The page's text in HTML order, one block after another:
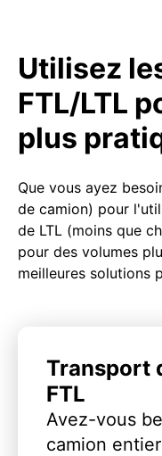
Utilisez
FTL/LTL
plus
Que vous ayez
de camion) pour
de LTL (moins que
pour des volumes
meilleures solutions
Transport
FTL
Avez-vous
camion